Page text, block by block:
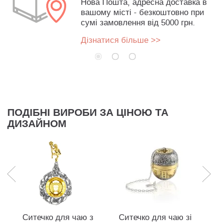
Нова Пошта, адресна доставка в
вашому місті - безкоштовно при
сумі замовлення від 5000 грн.
Дізнатися більше >>
ПОДІБНІ ВИРОБИ ЗА ЦІНОЮ ТА
ДИЗАЙНОМ
Ситечко для чаю з
Ситечко для чаю зі